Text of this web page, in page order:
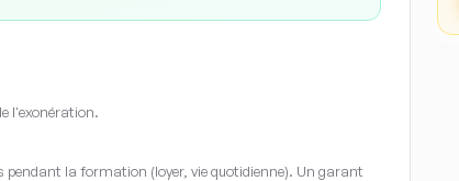
l'exonération.
pendant la formation (loyer, vie quotidienne). Un garant